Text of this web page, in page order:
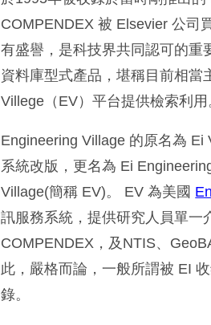
COMPENDEX 被 Elsevier 公司
有盛譽，是科技界共同認可的
資料庫型式產品，堪稱目前相當
Villege（EV）平台提供檢索利用
Engineering Village 的原名為
系統改版，更名為 Ei
Village(簡稱 EV)。 EV 為美國
訊服務系統，提供研究人員單一
COMPENDEX，及NTIS、
此，嚴格而論，一般所謂被 EI
錄。